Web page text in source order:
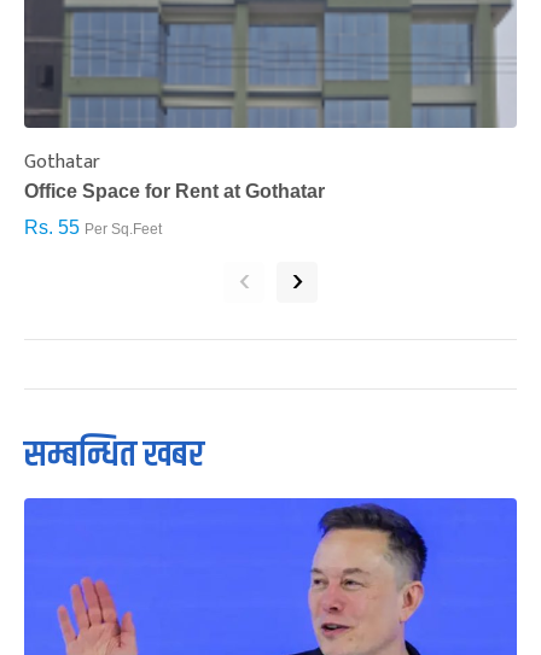
Gothatar
Office Space for Rent at Gothatar
Rs. 55 Per Sq.Feet
‹ ›
सम्बन्धित खबर